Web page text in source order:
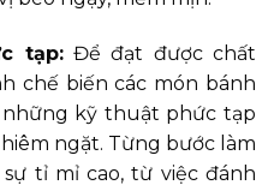
tạp:Để đạt được chất
chế biến các món bánh
kỹ thuật phức tạp
ngặt. Từng bước làm
tỉ mỉ cao, từ việc đánh